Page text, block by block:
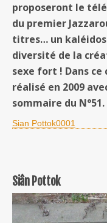
proposeront le
du premier
titres… un
diversité de la
sexe fort ! Dans ce
réalisé en 2009
sommaire du N°51.
Sian Pottok0001
Siân Pottok